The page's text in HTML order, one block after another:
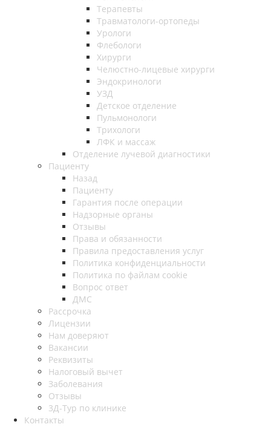
Терапевты
Травматологи-ортопеды
Урологи
Флебологи
Хирурги
Челюстно-лицевые хирурги
Эндокринологи
УЗД
Детское отделение
Пульмонологи
Трихологи
ЛФК и массаж
Отделение лучевой диагностики
Пациенту
Назад
Пациенту
Гарантия после операции
Надзорные органы
Отзывы
Права и обязанности
Правила предоставления услуг
Политика конфиденциальности
Политика по файлам cookie
Вопрос ответ
ДМС
Рассрочка
Лицензии
Нам доверяют
Вакансии
Реквизиты
Налоговый вычет
Заболевания
Отзывы
3Д-Тур по клинике
Контакты